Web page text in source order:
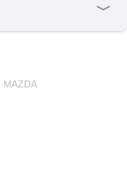
﹀
MAZDA